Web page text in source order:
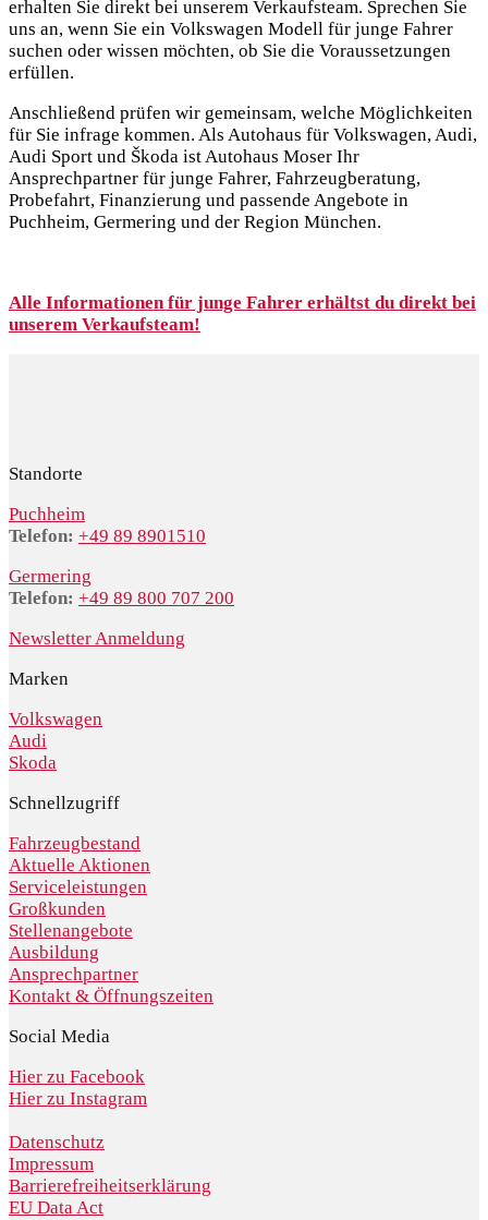
erhalten Sie direkt bei unserem Verkaufsteam. Sprechen Sie
uns an, wenn Sie ein Volkswagen Modell für junge Fahrer
suchen oder wissen möchten, ob Sie die Voraussetzungen
erfüllen.
Anschließend prüfen wir gemeinsam, welche Möglichkeiten
für Sie infrage kommen. Als Autohaus für Volkswagen, Audi,
Audi Sport und Škoda ist Autohaus Moser Ihr
Ansprechpartner für junge Fahrer, Fahrzeugberatung,
Probefahrt, Finanzierung und passende Angebote in
Puchheim, Germering und der Region München.
Alle Informationen für junge Fahrer erhältst du direkt bei
unserem Verkaufsteam!
Standorte
Puchheim
Telefon: +49 89 8901510
Germering
Telefon: +49 89 800 707 200
Newsletter Anmeldung
Marken
Volkswagen
Audi
Skoda
Schnellzugriff
Fahrzeugbestand
Aktuelle Aktionen
Serviceleistungen
Großkunden
Stellenangebote
Ausbildung
Ansprechpartner
Kontakt & Öffnungszeiten
Social Media
Hier zu Facebook
Hier zu Instagram
Datenschutz
Impressum
Barrierefreiheitserklärung
EU Data Act